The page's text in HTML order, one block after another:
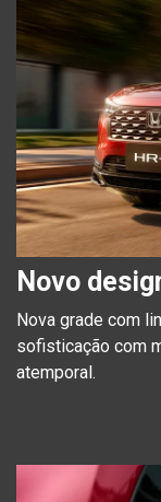
Novo
Nova grade com
sofisticação com
atemporal.